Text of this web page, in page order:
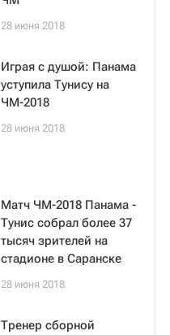
28 июня 2018
Играя с душой: Панама
уступила Тунису на
ЧМ-2018
28 июня 2018
Матч ЧМ-2018 Панама -
Тунис собрал более 37
тысяч зрителей на
стадионе в Саранске
28 июня 2018
Тренер сборной